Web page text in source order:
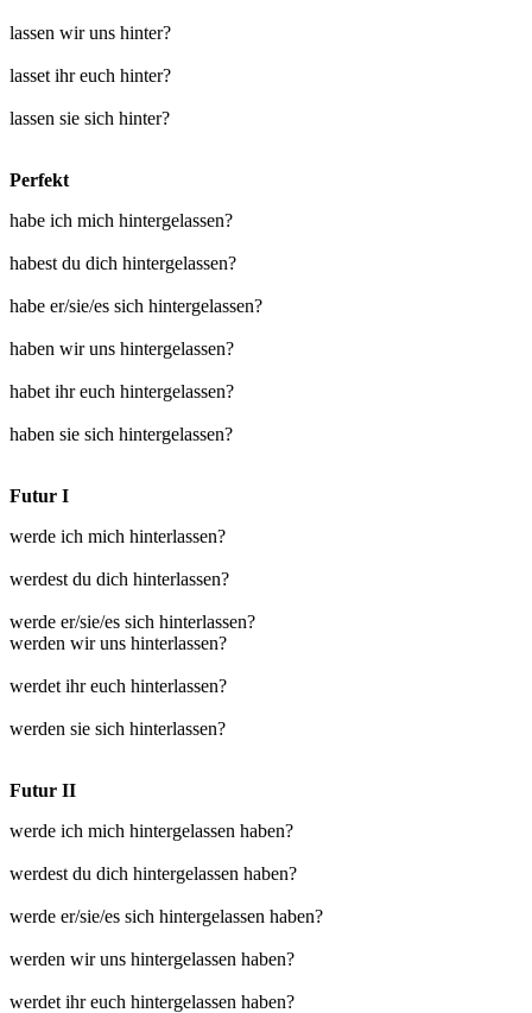
lassen wir uns hinter?
lasset ihr euch hinter?
lassen sie sich hinter?
Perfekt
habe ich mich hintergelassen?
habest du dich hintergelassen?
habe er/sie/es sich hintergelassen?
haben wir uns hintergelassen?
habet ihr euch hintergelassen?
haben sie sich hintergelassen?
Futur I
werde ich mich hinterlassen?
werdest du dich hinterlassen?
werde er/sie/es sich hinterlassen?
werden wir uns hinterlassen?
werdet ihr euch hinterlassen?
werden sie sich hinterlassen?
Futur II
werde ich mich hintergelassen haben?
werdest du dich hintergelassen haben?
werde er/sie/es sich hintergelassen haben?
werden wir uns hintergelassen haben?
werdet ihr euch hintergelassen haben?